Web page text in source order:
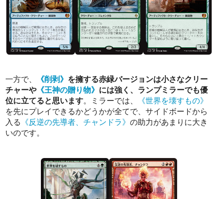
一方で、 《削剥》 を擁する赤緑バージョンは小さなクリー
チャーや 《王神の贈り物》 には強く、ランプミラーでも優
位に立てると思います。ミラーでは、
《世界を壊すもの》
を先にプレイできるかどうかが全てで、サイドボードから
入る 《反逆の先導者、チャンドラ》の助力があまりに大き
いのです。